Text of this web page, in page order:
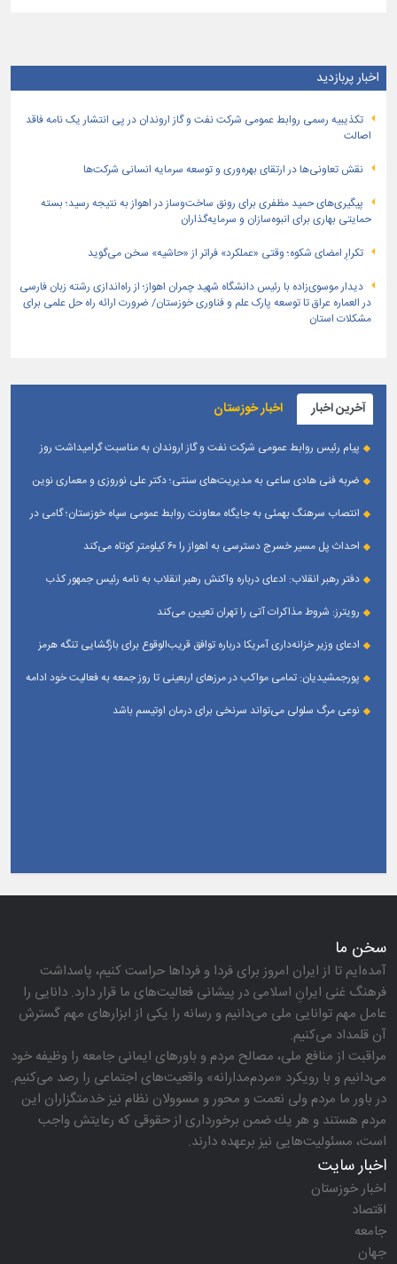
اخبار پربازدید
تكذیبیه رسمی روابط عمومی شركت نفت و گاز اروندان در پی انتشار یک نامه فاقد
اصالت
نقش تعاونی‌ها در ارتقای بهره‌وری و توسعه سرمایه انسانی شرکت‌ها
پیگیری‌های حمید مظفری برای رونق ساخت‌وساز در اهواز به نتیجه رسید؛ بسته
حمایتی بهاری برای انبوه‌سازان و سرمایه‌گذاران
تکرارِ امضای شکوه؛ وقتی «عملکرد» فراتر از «حاشیه» سخن می‌گوید
دیدار موسوی‌زاده با رئیس دانشگاه شهید چمران اهواز؛ از راه‌اندازی رشته زبان فارسی
در العماره عراق تا توسعه پارک علم و فناوری خوزستان/ ضرورت ارائه راه حل علمی برای
مشکلات استان
آخرین اخبار اخبار خوزستان
پیام رئیس روابط عمومی شركت نفت و گاز اروندان به مناسبت گرامیداشت روز
ضربه فنی هادی ساعی به مدیریت‌های سنتی؛ دکتر علی نوروزی و معماری نوین
انتصاب سرهنگ بهمئی به جایگاه معاونت روابط عمومی سپاه خوزستان؛ گامی در
احداث پل مسیر خسرج دسترسی به اهواز را ۶۰ کیلومتر کوتاه می‌کند
دفتر رهبر انقلاب: ادعای درباره واکنش رهبر انقلاب به نامه رئیس جمهور کذب
رویترز: شروط مذاکرات آتی را تهران تعیین می‌کند
ادعای وزیر خزانه‌داری آمریکا درباره توافق قریب‌الوقوع برای بازگشایی تنگه هرمز
پورجمشیدیان: تمامی مواکب در مرزهای اربعینی تا روز جمعه به فعالیت خود ادامه
نوعی مرگ سلولی می‌تواند سرنخی برای درمان اوتیسم باشد
سخن ما
آمده‌ایم تا از ایران امروز برای فردا و فرداها حراست كنیم، پاسداشت
فرهنگ غنی ایرانِ اسلامی در پیشانی فعالیت‌های ما قرار دارد. دانایی را
عامل مهم توانایی ملی می‌دانیم و رسانه را یكی از ابزارهای مهم گسترش
آن قلمداد می‌كنیم.
مراقبت از منافع ملی، مصالح مردم و باورهای ایمانی جامعه را وظیفه خود
می‌دانیم و با رویكرد «مردم‌مدارانه‌» واقعیت‌های اجتماعی را رصد می‌كنیم.
در باور ما مردم ولی نعمت و محور و مسوولان نظام نیز خدمتگزاران این
مردم هستند و هر یك ضمن برخورداری از حقوقی كه رعایتش واجب
است، مسئولیت‌هایی نیز برعهده دارند.
اخبار سایت
اخبار خوزستان
اقتصاد
جامعه
جهان